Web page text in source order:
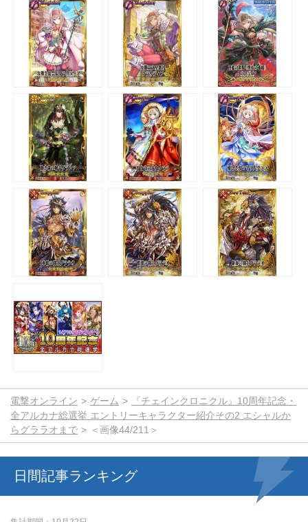
電撃オンライン ゲーム
『チェインクロニクル』10周年記念・
全アルカナ総選挙 エントリーキャラクター紹介その2 エシャルか
らグララオまで
＜画像44/211＞
日間記事ランキング